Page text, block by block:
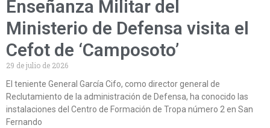
Enseñanza Militar del
Ministerio de Defensa visita el
Cefot de ‘Camposoto’
29 de julio de 2026
El teniente General García Cifo, como director general de
Reclutamiento de la administración de Defensa, ha conocido las
instalaciones del Centro de Formación de Tropa número 2 en San
Fernando